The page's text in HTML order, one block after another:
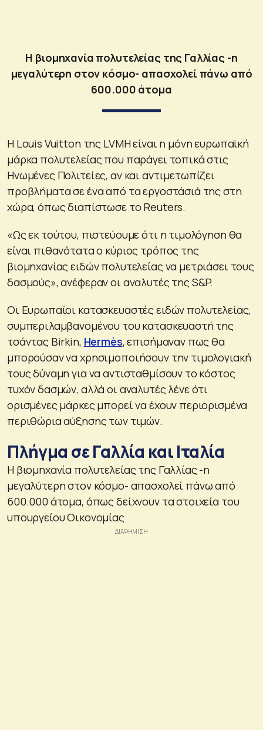
Η βιομηχανία πολυτελείας της Γαλλίας -η
μεγαλύτερη στον κόσμο- απασχολεί πάνω από
600.000 άτομα
Η Louis Vuitton της LVMH είναι η μόνη ευρωπαϊκή
μάρκα πολυτελείας που παράγει τοπικά στις
Ηνωμένες Πολιτείες, αν και αντιμετωπίζει
προβλήματα σε ένα από τα εργοστάσιά της στη
χώρα, όπως διαπίστωσε το Reuters.
«Ως εκ τούτου, πιστεύουμε ότι η τιμολόγηση θα
είναι πιθανότατα ο κύριος τρόπος της
βιομηχανίας ειδών πολυτελείας να μετριάσει τους
δασμούς», ανέφεραν οι αναλυτές της S&P.
Οι Ευρωπαίοι κατασκευαστές ειδών πολυτελείας,
συμπεριλαμβανομένου του κατασκευαστή της
τσάντας Birkin, Hermès, επισήμαναν πως θα
μπορούσαν να χρησιμοποιήσουν την τιμολογιακή
τους δύναμη για να αντισταθμίσουν το κόστος
τυχόν δασμών, αλλά οι αναλυτές λένε ότι
ορισμένες μάρκες μπορεί να έχουν περιορισμένα
περιθώρια αύξησης των τιμών.
Πλήγμα σε Γαλλία και Ιταλία
Η βιομηχανία πολυτελείας της Γαλλίας -η
μεγαλύτερη στον κόσμο- απασχολεί πάνω από
600.000 άτομα, όπως δείχνουν τα στοιχεία του
υπουργείου Οικονομίας